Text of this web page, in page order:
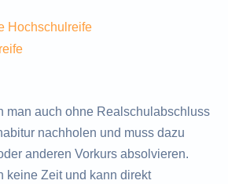
Hochschulreife
man auch ohne Realschulabschluss
nachholen und muss dazu
anderen Vorkurs absolvieren.
keine Zeit und kann direkt